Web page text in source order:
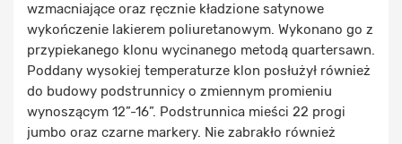
wzmacniające oraz ręcznie kładzione satynowe
wykończenie lakierem poliuretanowym. Wykonano go z
przypiekanego klonu wycinanego metodą quartersawn.
Poddany wysokiej temperaturze klon posłużył również
do budowy podstrunnicy o zmiennym promieniu
wynoszącym 12”-16”. Podstrunnica mieści 22 progi
jumbo oraz czarne markery. Nie zabrakło również